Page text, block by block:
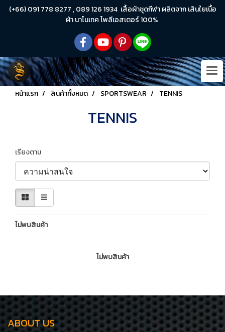
(+66) 091 778 8277 , 089 126 1934 เสื้อผ้าชุดกีฬา ผลิตจาก เส้นใยเนื้อ
ผ้า นาโนเทค โพลีเอสเตอร์ 100%
หน้าแรก สินค้าทั้งหมด SPORTSWEAR TENNIS
TENNIS
เรียงตาม
ไม่พบสินค้า
ไม่พบสินค้า
ABOUT US